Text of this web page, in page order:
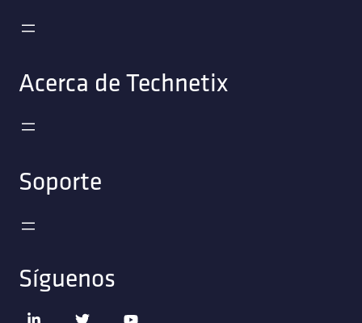
Acerca de Technetix
Soporte
Síguenos